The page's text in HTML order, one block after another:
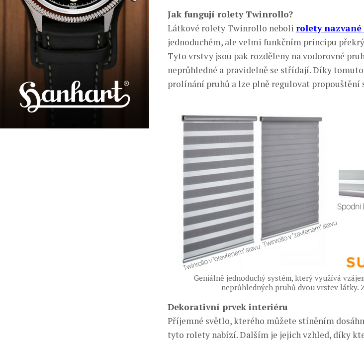
Jak fungují rolety Twinrollo?
Látkové rolety Twinrollo neboli rolety nazvané
jednoduchém, ale velmi funkčním principu
Tyto vrstvy jsou pak rozděleny na vodorovné
neprůhledné a pravidelně se střídají. Díky tomuto
prolínání pruhů a lze plně regulovat propouštění
Geniálně jednoduchý systém, který využívá
neprůhledných pruhů dvou vrstev látky.
Dekorativní prvek interiéru
Příjemné světlo, kterého můžete stíněním
tyto rolety nabízí. Dalším je jejich vzhled, díky